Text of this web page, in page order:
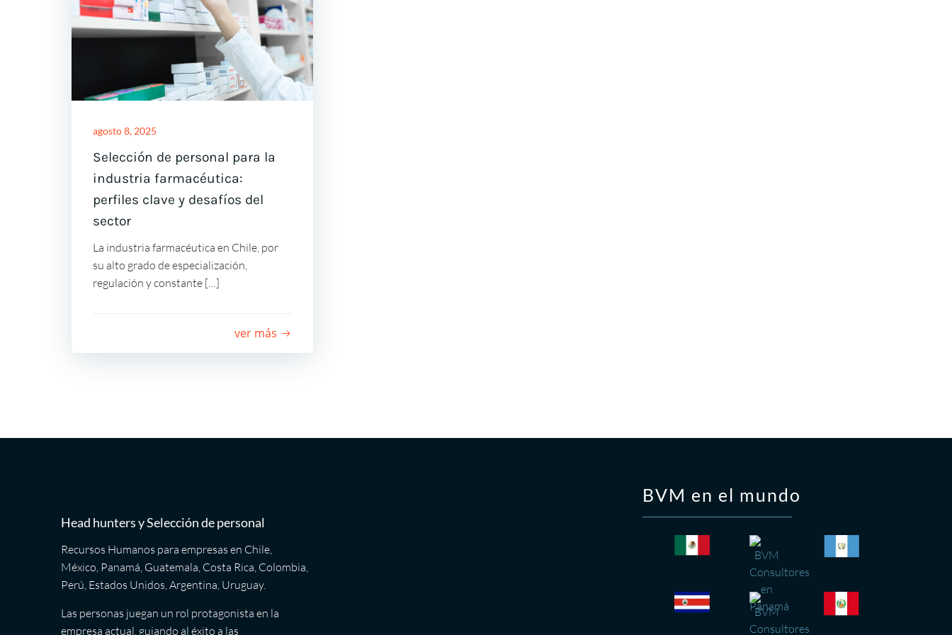
agosto 8, 2025
Selección de personal para la
industria farmacéutica:
perfiles clave y desafíos del
sector
La industria farmacéutica en Chile, por
su alto grado de especialización,
regulación y constante […]
ver más
Head hunters y Selección de personal
Recursos Humanos para empresas en Chile,
México, Panamá, Guatemala, Costa Rica, Colombia,
Perú, Estados Unidos, Argentina, Uruguay.
Las personas juegan un rol protagonista en la
empresa actual, guiando al éxito a las
BVM en el mundo